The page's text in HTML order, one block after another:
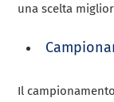
una scelta
Il